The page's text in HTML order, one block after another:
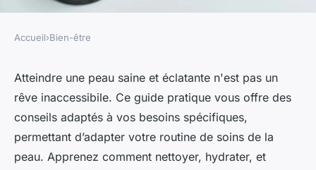
Le guide pratique pour une
peau saine et éclatante
Benjamin•23 février 2025•13 min de lecture
Accueil›Bien-être
Atteindre une peau saine et éclatante n'est pas un
rêve inaccessibile. Ce guide pratique vous offre des
conseils adaptés à vos besoins spécifiques,
permettant d’adapter votre routine de soins de la
peau. Apprenez comment nettoyer, hydrater, et